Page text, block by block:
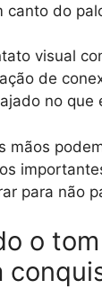
canto do
visual
de
no que
mãos
para não
o